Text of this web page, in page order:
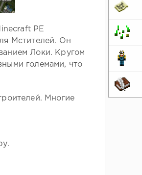
PE
Мстителей. Он
Локи. Кругом
големами, что
Многие